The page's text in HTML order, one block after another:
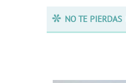
NO TE PIERDAS